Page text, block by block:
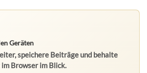
Geräten
speichere Beiträge und behalte
Browser im Blick.